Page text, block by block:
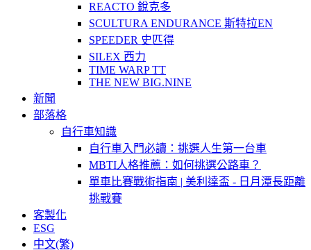
REACTO 銳克多
SCULTURA ENDURANCE 斯特拉EN
SPEEDER 史匹得
SILEX 西力
TIME WARP TT
THE NEW BIG.NINE
新聞
部落格
自行車知識
自行車入門必讀：挑選人生第一台車
MBTI人格推薦：如何挑選公路車？
單車比賽戰術指南 | 美利達盃 - 日月潭長距離
挑戰賽
客製化
ESG
中文(繁)